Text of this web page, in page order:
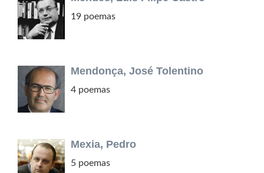
19 poemas
Mendonça, José Tolentino
4 poemas
Mexia, Pedro
5 poemas